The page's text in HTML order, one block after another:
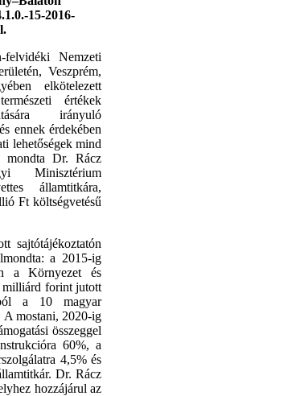
15-2016-
Nemzeti
Veszprém,
elkötelezett
értékek
irányuló
ennek érdekében
lehetőségek mind
mondta Dr. Rácz
Minisztérium
államtitkára,
Ft költségvetésű
sajtótájékoztatón
a 2015-ig
a Környezet és
milliárd forint jutott
a 10 magyar
A mostani, 2020-ig
összeggel
60%, a
4,5% és
Dr. Rácz
hozzájárul az